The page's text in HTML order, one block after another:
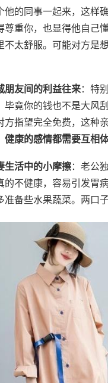
他的同事一起来，这样
尊重你，也显得他自己
不太舒服。可能对方是
朋友间的利益往来：特
毕竟你的钱也不是大风
方指望完全免费，这种
健康的感情都需要互相
生活中的小摩擦：老公
的不健康，容易引发胃
准备些水果蔬菜。两口